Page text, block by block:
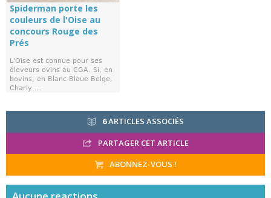
Spiderman porte les
couleurs de l'Oise au
concours Rouge des
Prés
L'Oise est connue pour ses
éleveurs ovins au CGA. Si, en
bovins, en Blanc Bleue Belge,
Charly ...
6ARTICLES ASSOCIÉS
PARTAGER CET ARTICLE
ABONNEZ-VOUS !